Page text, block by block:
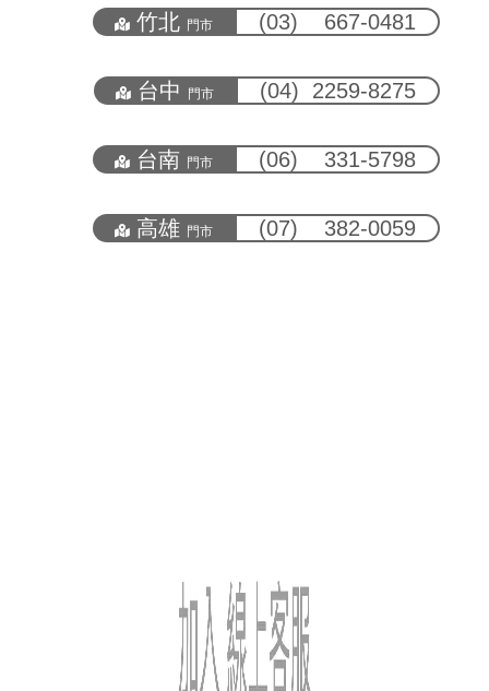
竹北 門市 (03) 667-0481
台中 門市 (04) 2259-8275
台南 門市 (06) 331-5798
高雄 門市 (07) 382-0059